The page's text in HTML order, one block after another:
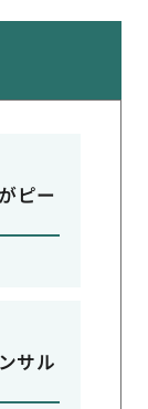
ピー
サル